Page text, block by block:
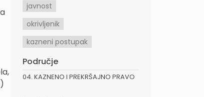
javnost
okrivljenik
kazneni postupak
Područje
04. KAZNENO I PREKRŠAJNO PRAVO